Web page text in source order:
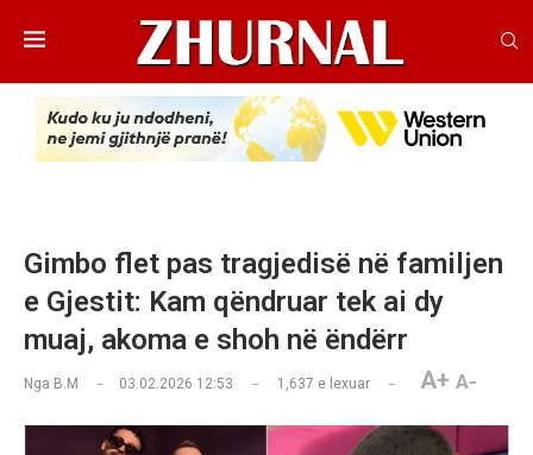
Gimbo flet pas tragjedisë në familjen
e Gjestit: Kam qëndruar tek ai dy
muaj, akoma e shoh në ëndërr
Nga B.M 03.02.2026 12:53 1,637 e lexuar A+ A-